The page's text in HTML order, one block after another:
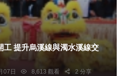
工 提升烏溪線與濁水溪線交
07日 8,613 觀看 2 分享